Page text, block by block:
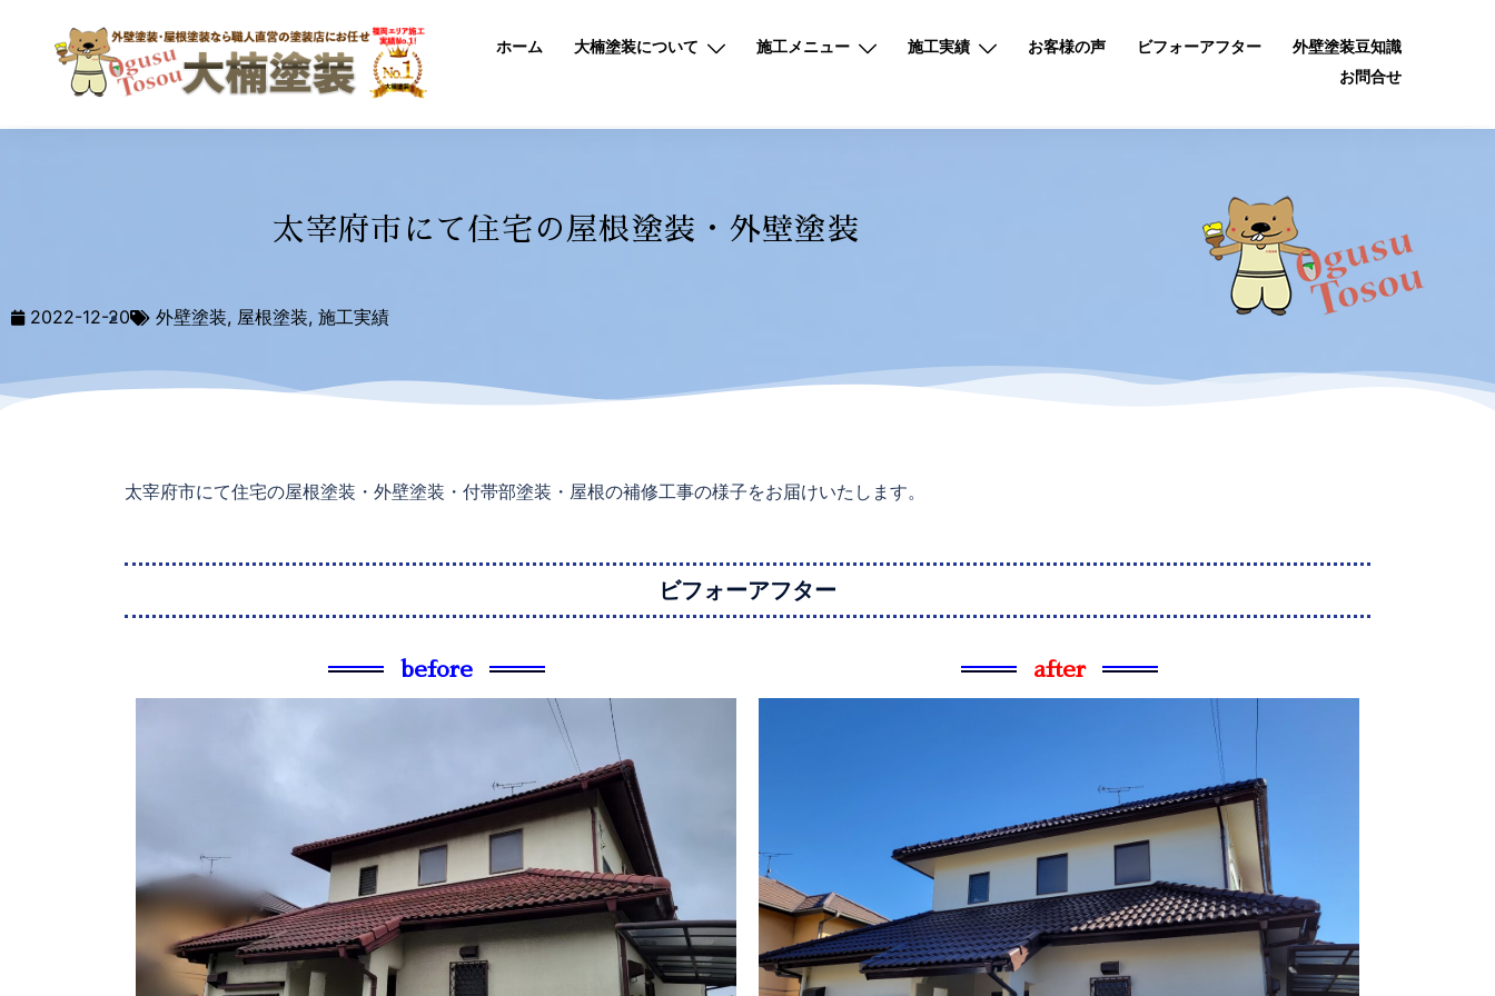
ホーム 大楠塗装について 施工メニュー 施工実績 お客様の声 ビフォーアフター
外壁塗装豆知識
お問合せ
太宰府市にて住宅の屋根塗装・外壁塗装
2022-12-20 外壁塗装, 屋根塗装, 施工実績
太宰府市にて住宅の屋根塗装・外壁塗装・付帯部塗装・屋根の補修工事の様子をお届けいたします。
ビフォーアフター
before after